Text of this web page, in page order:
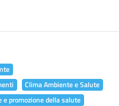
Clima Ambiente e Salute
e promozione della salute